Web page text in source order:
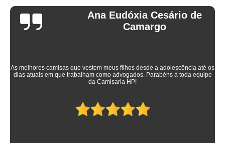
Ana Eudóxia Cesário de
Camargo
As melhores camisas que vestem meus filhos desde a adolescência até os
dias atuais em que trabalham como advogados. Parabéns à toda equipe
da Camisaria HP!